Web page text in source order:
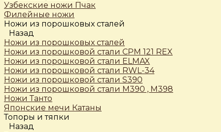
Узбекские ножи Пчак
Филейные ножи
Ножи из порошковых сталей
Назад
Ножи из порошковых сталей
Ножи из порошковой стали CPM 121 REX
Ножи из порошковой стали ELMAX
Ножи из порошковой стали RWL-34
Ножи из порошковой стали S390
Ножи из порошковой стали М390 , М398
Ножи Танто
Японские мечи Катаны
Топоры и тяпки
Назад